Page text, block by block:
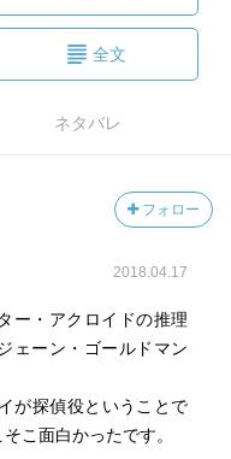
全文
ネタバレ
フォロー
2018.04.17
ー・アクロイドの推理
ェーン・ゴールドマン
が探偵役ということで
こ面白かったです。